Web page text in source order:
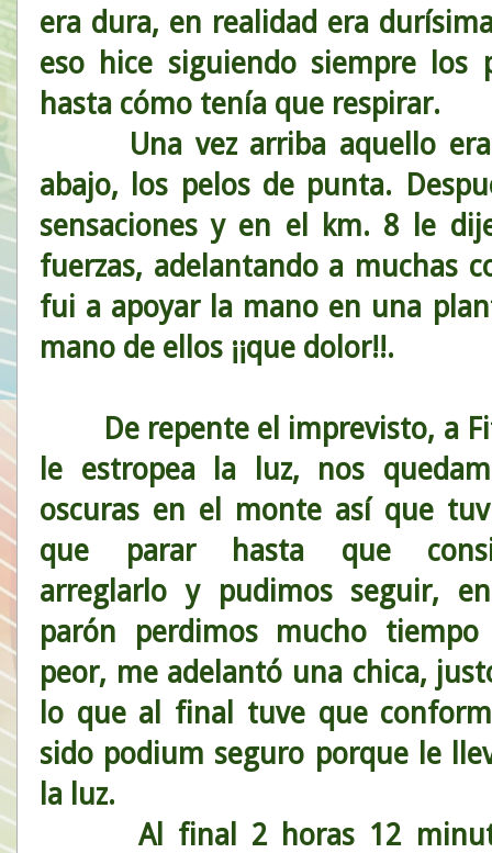
era dura, en realidad era
eso hice siguiendo siempre los
hasta cómo tenía que respirar.
Una vez arriba aquello era
abajo, los pelos de punta.
sensaciones y en el km. 8 le
fuerzas, adelantando a muchas
fui a apoyar la mano en una
mano de ellos ¡¡que dolor!!.
De repente el imprevisto, a
le estropea la luz, nos
oscuras en el monte así que
que parar hasta que
arreglarlo y pudimos seguir,
parón perdimos mucho
peor, me adelantó una chica,
lo que al final tuve que
sido podium seguro porque le
la luz.
Al final 2 horas 12